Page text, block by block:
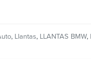
, Llantas, LLANTAS BMW,